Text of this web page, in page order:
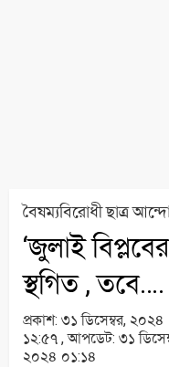
বৈষম্যবিরোধী ছাত্র
‘জুলাই
স্থগিত , তবে….
প্রকাশ: ৩১ ডিসেম্বর, ২০২৪
১২:৫৭ ,আপডেট: ৩১
২০২৪ ০১:১৪